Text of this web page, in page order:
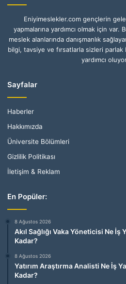
Eniyimeslekler.com gençlerin
yapmalarına yardımcı olmak için
meslek alanlarında danışmanlık
bilgi, tavsiye ve fırsatlarla sizleri
yardımcı
Sayfalar
Haberler
Hakkımızda
Üniversite Bölümleri
Gizlilik Politikası
İletişim & Reklam
En Popüler:
8 Ağustos 2026
Akıl Sağlığı Vaka Yöneticisi Ne İş
Kadar?
8 Ağustos 2026
Yatırım Araştırma Analisti Ne İş
Kadar?